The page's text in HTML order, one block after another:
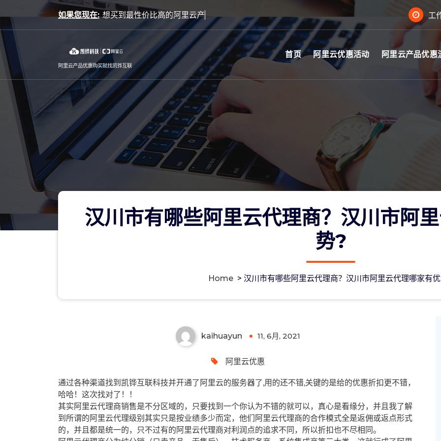
to
content
如果您现在: 工
阿里云产品优惠购买就找凯铧互联
首页 阿里云优惠活动 阿里云产品优惠
汉川市有哪些阿里云代理商？汉川市阿
势?
Home > 汉川市有哪些阿里云代理商？汉川市阿里云代理哪家有
kaihuayun 11, 6月, 2021
阿里云优惠
通过各种渠道找到凯铧互联科技并开通了阿里云的服务器了,用的还不错,关键的是给的优惠折扣更不错，
哈哈！这次找对了！！
其实阿里云代理商销售是不分区域的，只要找到一个你认为不错的就可以，真心是看缘分，并且我了解
到所谓的阿里云代理级别其实只是按业绩多少而定，他们阿里云代理商的合作模式全是返佣或返点形式
的，并且都是统一的，只不过有的阿里云代理商对利润点的追求不同，所以折扣也不尽相同。